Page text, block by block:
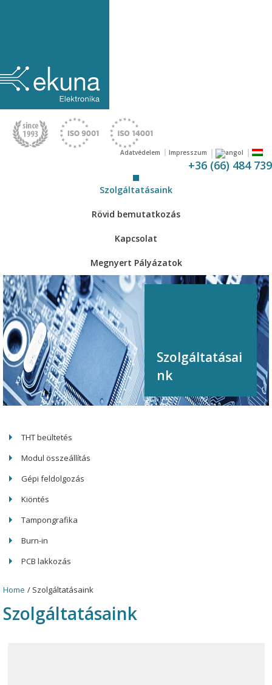
Adatvédelem Impresszum
+36 (66) 484 739
Szolgáltatásaink
Rövid bemutatkozás
Kapcsolat
Megnyert Pályázatok
Szolgáltatásai
nk
THT beültetés
Modul összeállítás
Gépi feldolgozás
Kiöntés
Tampongrafika
Burn-in
PCB lakkozás
Home Szolgáltatásaink
Szolgáltatásaink